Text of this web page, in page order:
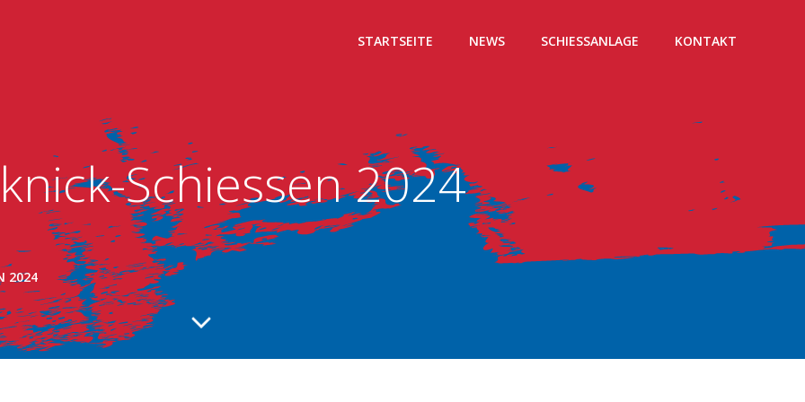
STARTSEITE NEWS SCHIESSANLAGE KONTAKT
Schiessen 2024
2024